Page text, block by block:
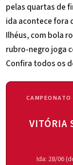
pelas quartas de
ida acontece fora
Ilhéus, com bola
rubro-negro joga
Confira todos os
VITÓRIA
Ida: 28/06